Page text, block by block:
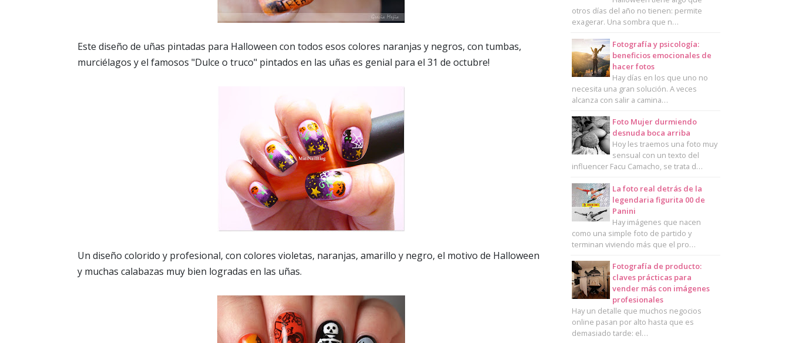
Este diseño de uñas pintadas para Halloween con todos esos colores naranjas y negros, con tumbas,
murciélagos y el famosos "Dulce o truco" pintados en las uñas es genial para el 31 de octubre!
Un diseño colorido y profesional, con colores violetas, naranjas, amarillo y negro, el motivo de Halloween
y muchas calabazas muy bien logradas en las uñas.
otros días del año no tienen: permite
exagerar. Una sombra que n…
Fotografía y psicología:
beneficios emocionales de
hacer fotos
Hay días en los que uno no
necesita una gran solución. A veces
alcanza con salir a camina…
Foto Mujer durmiendo
desnuda boca arriba
Hoy les traemos una foto muy
sensual con un texto del
influencer Facu Camacho, se trata d…
La foto real detrás de la
legendaria figurita 00 de
Panini
Hay imágenes que nacen
como una simple foto de partido y
terminan viviendo más que el pro…
Fotografía de producto:
claves prácticas para
vender más con imágenes
profesionales
Hay un detalle que muchos negocios
online pasan por alto hasta que es
demasiado tarde: el…